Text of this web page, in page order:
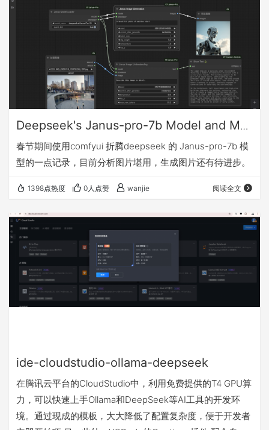
Deepseek's Janus-pro-7b Model and My
Tinkering
春节期间使用comfyui 折腾deepseek 的 Janus-pro-7b 模
型的一点记录，目前分析图片堪用，生成图片还有待进步。
1398点热度 0人点赞 wanjie 阅读全文
ide-cloudstudio-ollama-deepseek
在腾讯云平台的CloudStudio中，利用免费提供的T4 GPU算
力，可以快速上手Ollama和DeepSeek等AI工具的开发环
境。通过现成的模板，大大降低了配置复杂度，便于开发者